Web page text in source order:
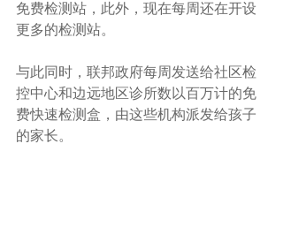
免费检测站，此外，现在每周还在开设
更多的检测站。
与此同时，联邦政府每周发送给社区检
控中心和边远地区诊所数以百万计的免
费快速检测盒，由这些机构派发给孩子
的家长。